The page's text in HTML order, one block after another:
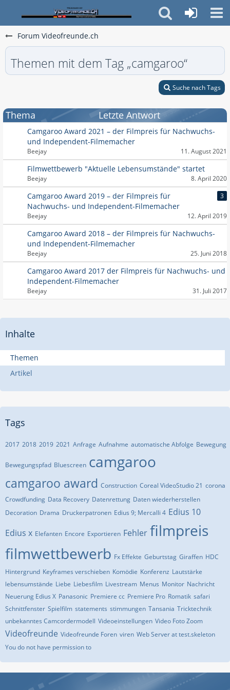
Forum Videofreunde.ch
Themen mit dem Tag „camgaroo“
Suche nach Tags
Thema Letzte Antwort
Camgaroo Award 2021 – der Filmpreis für Nachwuchs-
und Independent-Filmemacher
Beejay 11. August 2021
Filmwettbewerb "Aktuelle Lebensumstände" startet
Beejay 8. April 2020
Camgaroo Award 2019 – der Filmpreis für
Nachwuchs- und Independent-Filmemacher
3
Beejay 12. April 2019
Camgaroo Award 2018 – der Filmpreis für Nachwuchs-
und Independent-Filmemacher
Beejay 25. Juni 2018
Camgaroo Award 2017 der Filmpreis für Nachwuchs- und
Independent-Filmemacher
Beejay 31. Juli 2017
Inhalte
Themen
Artikel
Tags
2017 2018 2019 2021 Anfrage Aufnahme automatische Abfolge Bewegung
Bewegungspfad Bluescreen camgaroo
camgaroo award Construction Coreal VideoStudio 21 corona
Crowdfunding Data Recovery Datenrettung Daten wiederherstellen
Decoration Drama Druckerpatronen Edius 9; Mercalli 4 Edius 10
Edius x Elefanten Encore Exportieren Fehler filmpreis
filmwettbewerb Fx Effekte Geburtstag Giraffen HDC
Hintergrund Keyframes verschieben Komödie Konferenz Lautstärke
lebensumstände Liebe Liebesfilm Livestream Menus Monitor Nachricht
Neuerung Edius X Panasonic Premiere cc Premiere Pro Romatik safari
Schnittfenster Spielfilm statements stimmungen Tansania Tricktechnik
unbekanntes Camcordermodell Videoeinstellungen Video Foto Zoom
Videofreunde Videofreunde Foren viren Web Server at test.skeleton
You do not have permission to